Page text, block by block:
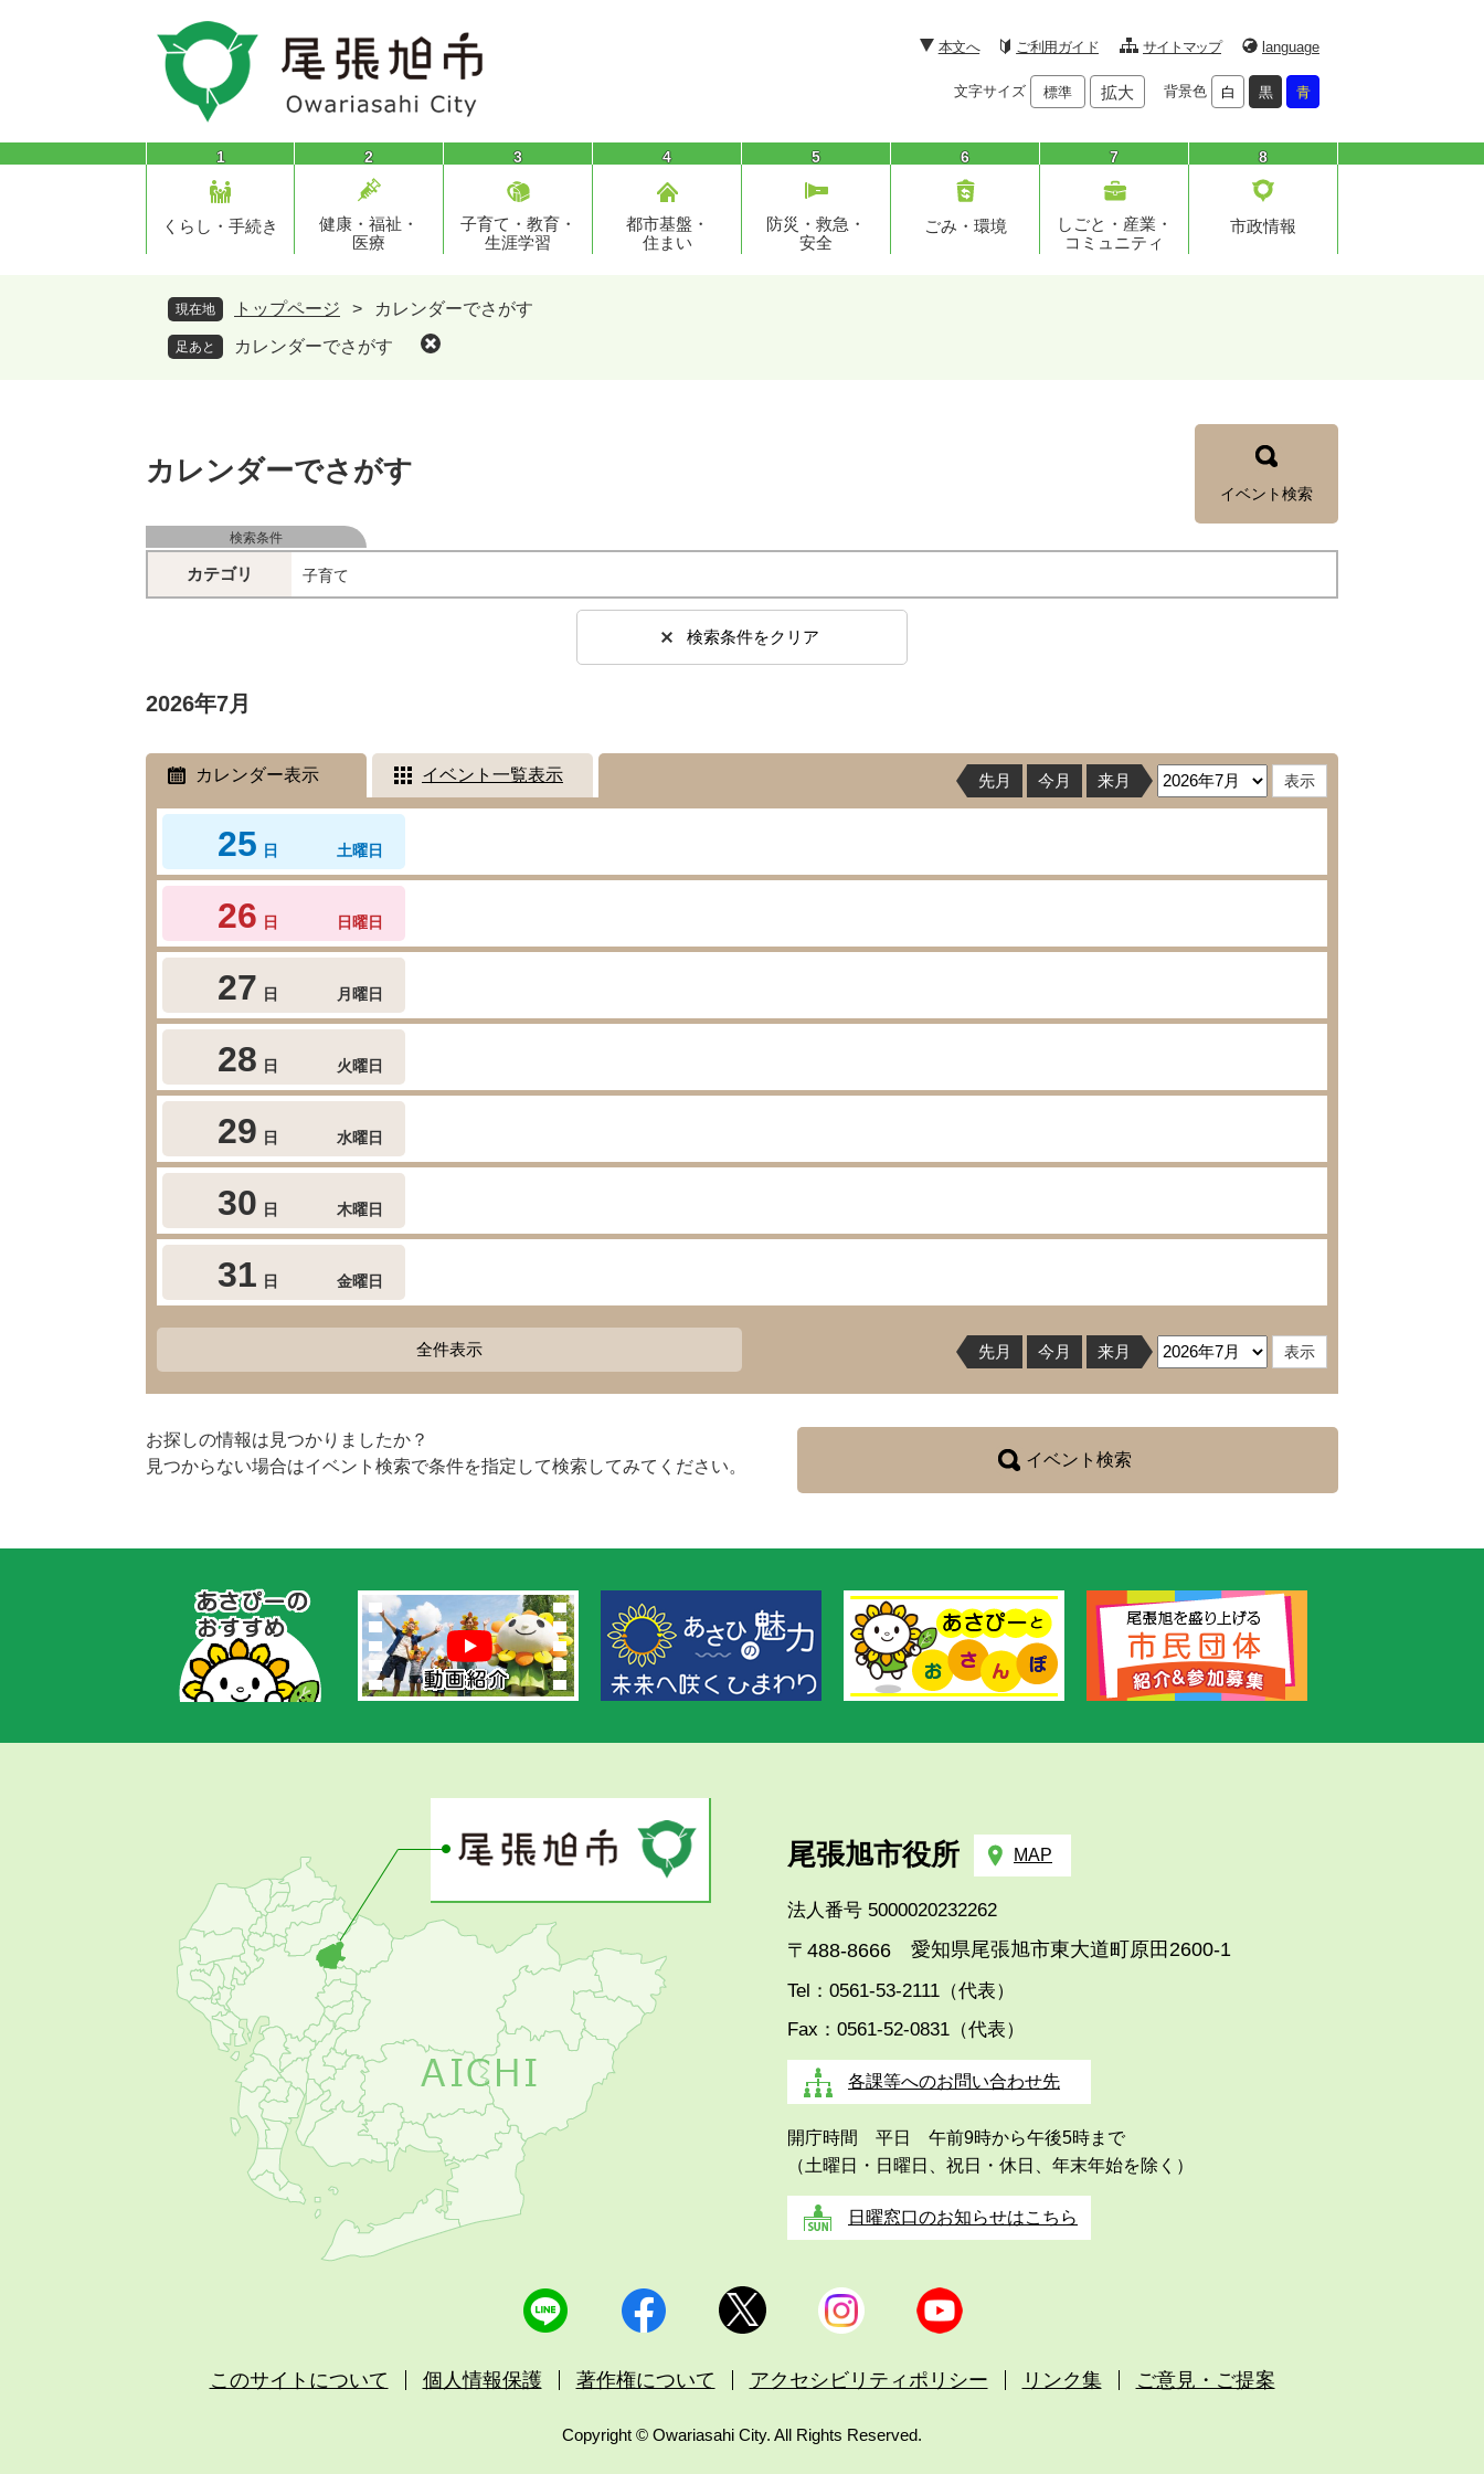
頭
飛
本文へ ご利用ガイド サイトマップ language
文字サイズ 標準 拡大 背景色 白 黒 青
1
くらし・手続き
2
健康・福祉・
医療
3
子育て・教育・
生涯学習
4
都市基盤・
住まい
5
防災・救急・
安全
6
ごみ・環境
7
しごと・産業・
コミュニティ
8
市政情報
現在地 トップページ > カレンダーでさがす
足あと カレンダーでさがす
文
カレンダーでさがす
イベント検索
検索条件
カテゴリ 子育て
検索条件をクリア
2026年7月
カレンダー表示 イベント一覧表示 先月 今月 来月
25 日 土曜日
26 日 日曜日
27 日 月曜日
28 日 火曜日
29 日 水曜日
30 日 木曜日
31 日 金曜日
全件表示 先月 今月 来月
お探しの情報は見つかりましたか？
見つからない場合はイベント検索で条件を指定して検索してみてください。
イベント検索
あ
す
め
尾張旭市役所 MAP
法人番号 5000020232262
〒488-8666 愛知県尾張旭市東大道町原田2600-1
Tel：0561-53-2111（代表）
Fax：0561-52-0831（代表）
各課等へのお問い合わせ先
開庁時間 平日 午前9時から午後5時まで
（土曜日・日曜日、祝日・休日、年末年始を除く）
日曜窓口のお知らせはこちら
このサイトについて 個人情報保護 著作権について アクセシビリティポリシー リンク集 ご意見・ご提案
Copyright © Owariasahi City. All Rights Reserved.